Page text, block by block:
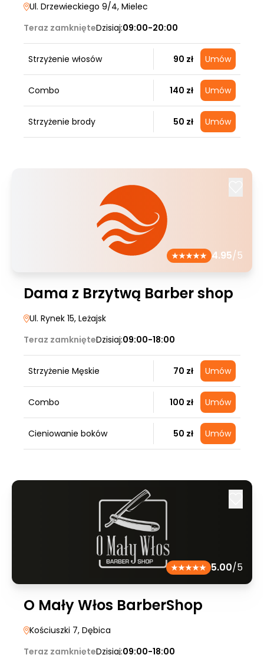
Ul. Drzewieckiego 9/4, Mielec
Teraz zamknięteDzisiaj:09:00-20:00
Strzyżenie włosów 90 zł Umów
Combo 140 zł Umów
Strzyżenie brody 50 zł Umów
4.95/5
Dama z Brzytwą Barber shop
Ul. Rynek 15, Leżajsk
Teraz zamknięteDzisiaj:09:00-18:00
Strzyżenie Męskie 70 zł Umów
Combo 100 zł Umów
Cieniowanie boków 50 zł Umów
5.00/5
O Mały Włos BarberShop
Kościuszki 7, Dębica
Teraz zamknięteDzisiaj:09:00-18:00